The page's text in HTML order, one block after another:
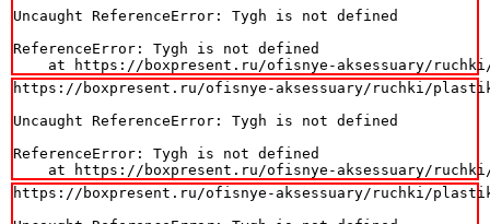
Uncaught ReferenceError: Tygh is not defined
ReferenceError: Tygh is not defined
at https://boxpresent.ru/ofisnye-aksessuary/
https://boxpresent.ru/ofisnye-aksessuary/ruchki/
Uncaught ReferenceError: Tygh is not defined
ReferenceError: Tygh is not defined
at https://boxpresent.ru/ofisnye-aksessuary/
https://boxpresent.ru/ofisnye-aksessuary/ruchki/